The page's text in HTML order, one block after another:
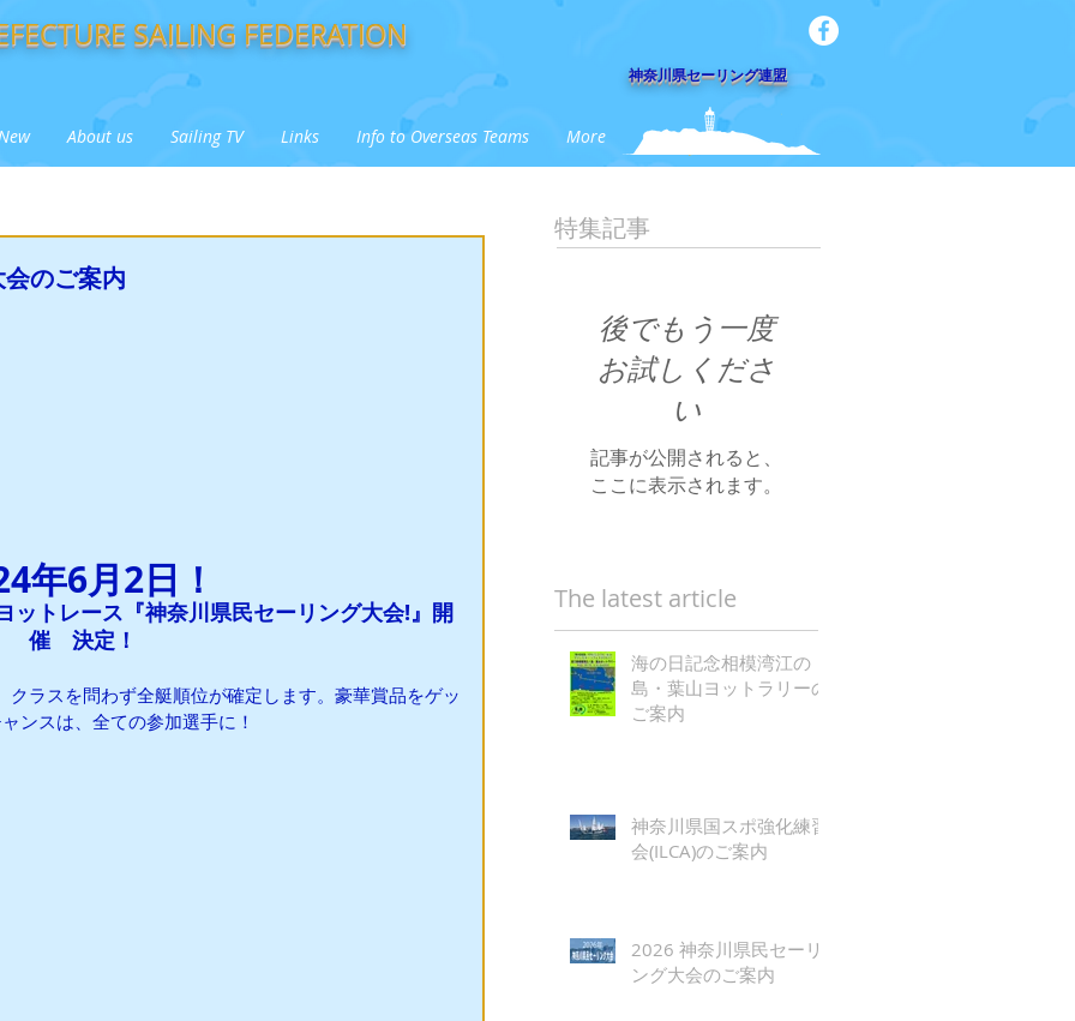
SAILING FEDERATION
​神奈川県セーリング連盟
About us Sailing TV Links Info to Overseas Teams More
のご案内
年6月2日！
ットレース『神奈川県民セーリング大会!』開
催　決定！
ラスを問わず全艇順位が確定します。豪華賞品をゲッ
ンスは、全ての参加選手に！
特集記事
後でもう一度
お試しくださ
い
記事が公開されると、
ここに表示されます。
The latest article
海の日記念相模湾江の
島・葉山ヨットラリーの
ご案内
神奈川県国スポ強化練習
会(ILCA)のご案内
2026 神奈川県民セーリ
ング大会のご案内